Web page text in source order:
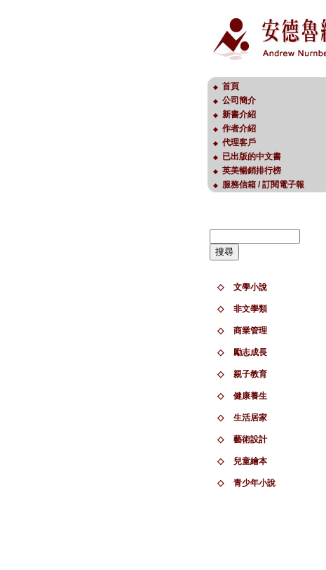
◆ 首頁
◆ 公司簡介
◆ 新書介紹
◆ 作者介紹
◆ 代理客戶
◆ 已出版的中文書
◆ 英美暢銷排行榜
◆ 服務信箱 / 訂閱電子報
◇ 文學小說
◇ 非文學類
◇ 商業管理
◇ 勵志成長
◇ 親子教育
◇ 健康養生
◇ 生活居家
◇ 藝術設計
◇ 兒童繪本
◇ 青少年小說